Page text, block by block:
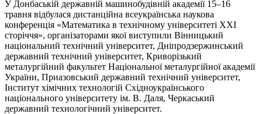
У Донбаській державній машинобудівній академії 15–16
травня відбулася дистанційна всеукраїнська наукова
конференція «Математика в технічному університеті ХХІ
сторіччя», організаторами якої виступили Вінницький
національний технічний університет, Дніпродзержинський
державний технічний університет, Криворізький
металургійний факультет Національної металургійної академії
України, Приазовський державний технічний університет,
Інститут хімічних технологій Східноукраїнського
національного університету ім. В. Даля, Черкаський
державний технологічний університет.